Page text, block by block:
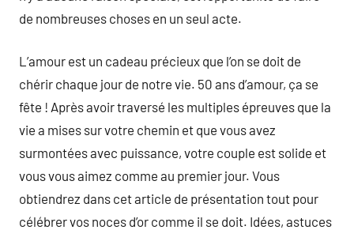
de nombreuses choses en un seul acte.
L’amour est un cadeau précieux que l’on se doit de
chérir chaque jour de notre vie. 50 ans d’amour, ça se
fête ! Après avoir traversé les multiples épreuves que la
vie a mises sur votre chemin et que vous avez
surmontées avec puissance, votre couple est solide et
vous vous aimez comme au premier jour. Vous
obtiendrez dans cet article de présentation tout pour
célébrer vos noces d’or comme il se doit. Idées, astuces